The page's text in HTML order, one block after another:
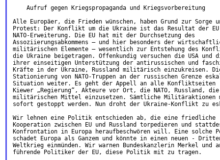
    Aufruf gegen Kriegspropaganda und Kriegsvorbereitung
Alle Europäer, die Frieden wünschen, haben Grund zur Sorge
Protest: Der Konflikt um die Ukraine ist das Resultat der
NATO-Erweiterung. Die EU hat mit der Durchsetzung des
Assoziierungsabkommens – und hier besonders der
militärischen Elemente – wesentlich zur Entstehung des
die Ukraine beigetragen. Offenkundig versuchen die USA und
ihrer einseitigen Unterstützung der antirussischen und
Kräfte in der Ukraine, Russland militärisch einzukreisen.
Stationierung von NATO-Truppen an der russischen Grenze
Situation weiter. Es geht der Appell an alle Konfliktseiten
Kiewer „Regierung“, Akteure vor Ort, die NATO, Russland,
militärischen Mittel einzusetzen. Sämtliche Militäraktionen
sofort gestoppt werden. Nun droht der Ukraine-Konflikt zu
Wir lehnen eine Politik entschieden ab, die eine friedliche
Kooperation zwischen EU und Russland torpedieren und
Konfrontation in Europa heraufbeschwören will. Eine solche
schadet Europa als Ganzem und könnte in einen neuen -
Weltkrieg einmünden. Wir warnen Bundeskanzlerin Merkel und
führende Politiker der EU, diese Politik mit zu tragen.